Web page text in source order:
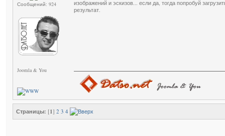
Сообщений: 924
Joomla & You
изображений и эскизов... если да, тогда попробуй
результат.
Страницы: [1] 2 3 4